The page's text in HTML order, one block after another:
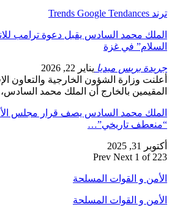
ترند Trends Google Tendances
الملك محمد السادس يقبل دعوة ترامب
السلام” في غزة
جريدة بريس ميديا يناير 22, 2026
أعلنت وزارة الشؤون الخارجية والتعاون
المقيمين بالخارج أن الملك محمد
الملك محمد السادس يصف قرار مجلس
“منعطف تاريخي”…
أكتوبر 31, 2025
Prev Next 1 of 223
الأمن و القوات المسلحة
الأمن و القوات المسلحة